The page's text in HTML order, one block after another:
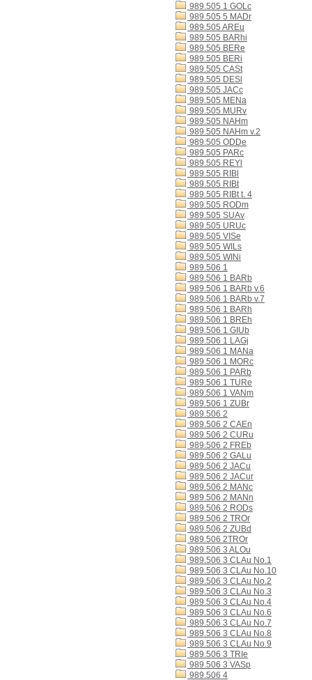
989.505 1 GOLc
989.505 5 MADr
989.505 AREu
989.505 BARhi
989.505 BERe
989.505 BERi
989.505 CASt
989.505 DESl
989.505 JACc
989.505 MENa
989.505 MURv
989.505 NAHm
989.505 NAHm v.2
989.505 ODDe
989.505 PARc
989.505 REYl
989.505 RIBl
989.505 RIBt
989.505 RIBt t. 4
989.505 RODm
989.505 SUAv
989.505 URUc
989.505 VISe
989.505 WILs
989.505 WINi
989.506 1
989.506 1 BARb
989.506 1 BARb v.6
989.506 1 BARb v.7
989.506 1 BARh
989.506 1 BREh
989.506 1 GIUb
989.506 1 LAGj
989.506 1 MANa
989.506 1 MORc
989.506 1 PARb
989.506 1 TURe
989.506 1 VANm
989.506 1 ZUBr
989.506 2
989.506 2 CAEn
989.506 2 CURu
989.506 2 FREb
989.506 2 GALu
989.506 2 JACu
989.506 2 JACur
989.506 2 MANc
989.506 2 MANn
989.506 2 RODs
989.506 2 TROr
989.506 2 ZUBd
989.506 2TROr
989.506 3 ALOu
989.506 3 CLAu No.1
989.506 3 CLAu No.10
989.506 3 CLAu No.2
989.506 3 CLAu No.3
989.506 3 CLAu No.4
989.506 3 CLAu No.6
989.506 3 CLAu No.7
989.506 3 CLAu No.8
989.506 3 CLAu No.9
989.506 3 TRIe
989.506 3 VASp
989.506 4